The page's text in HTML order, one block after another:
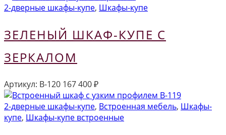
2-дверные шкафы-купе, Шкафы-купе
ЗЕЛЕНЫЙ ШКАФ-КУПЕ С
ЗЕРКАЛОМ
Артикул: В-120 167 400₽
2-дверные шкафы-купе, Встроенная мебель, Шкафы-
купе, Шкафы-купе встроенные